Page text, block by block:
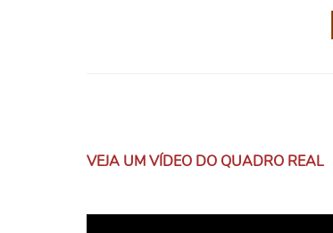
VEJA UM VÍDEO DO QUADRO REAL